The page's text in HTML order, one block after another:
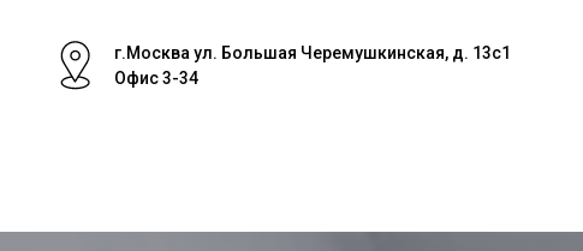
г.Москва ул. Большая Черемушкинская, д. 13с1
Офис 3-34